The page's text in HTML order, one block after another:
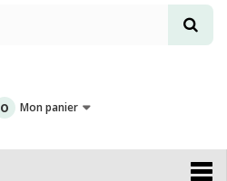
0 Mon panier